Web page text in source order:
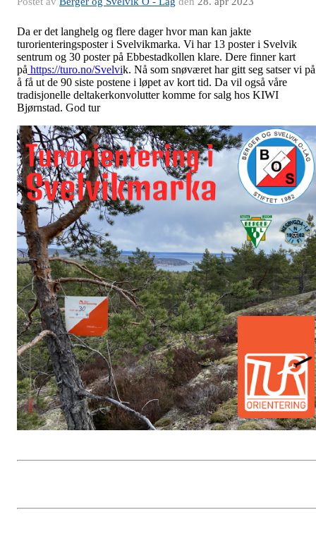
Da er det langhelg og flere dager hvor man kan jakte
turorienteringsposter i Svelvikmarka. Vi har 13 poster i Svelvik
sentrum og 30 poster på Ebbestadkollen klare. Dere finner kart
på https://turo.no/Svelvik. Nå som snøværet har gitt seg satser vi på
å få ut de 90 siste postene i løpet av kort tid. Da vil også våre
tradisjonelle deltakerkonvolutter komme for salg hos KIWI
Bjørnstad. God tur